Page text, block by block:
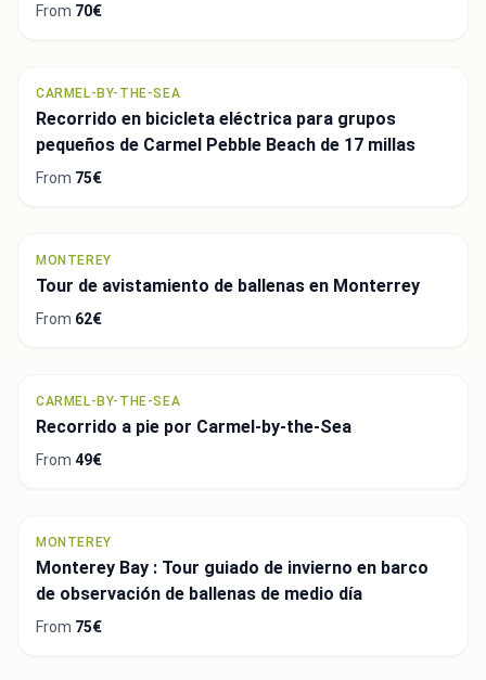
From 70€
CARMEL-BY-THE-SEA
Recorrido en bicicleta eléctrica para grupos
pequeños de Carmel Pebble Beach de 17 millas
From 75€
MONTEREY
Tour de avistamiento de ballenas en Monterrey
From 62€
CARMEL-BY-THE-SEA
Recorrido a pie por Carmel-by-the-Sea
From 49€
MONTEREY
Monterey Bay : Tour guiado de invierno en barco
de observación de ballenas de medio día
From 75€